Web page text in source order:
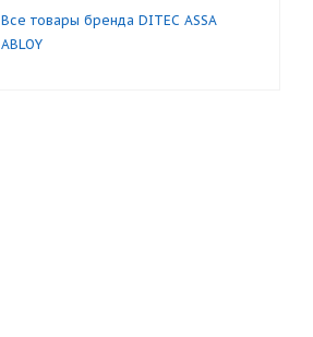
Все товары бренда DITEC ASSA
ABLOY